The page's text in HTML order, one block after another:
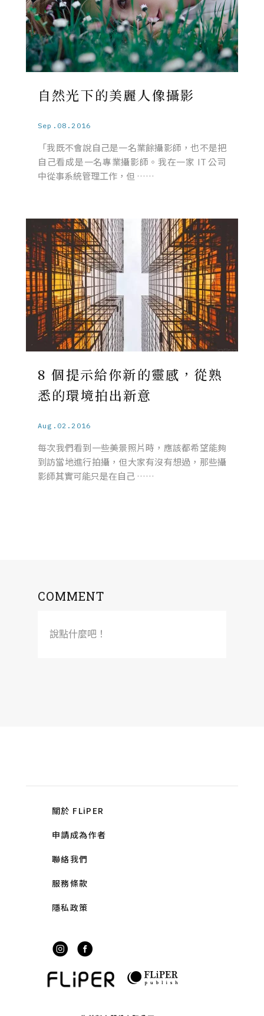
自然光下的美麗人像攝影
Sep.08.2016
「我既不會說自己是一名業餘攝影師，也不是把
自己看成是一名專業攝影師。我在一家 IT 公司
中從事系統管理工作，但 ……
8 個提示給你新的靈感，從熟
悉的環境拍出新意
Aug.02.2016
每次我們看到一些美景照片時，應該都希望能夠
到訪當地​​進行拍攝，但大家有沒有想過，那些攝
影師其實可能只是在自己 ……
COMMENT
說點什麼吧！
關於 FLiPER
申請成為作者
聯絡我們
服務條款
隱私政策